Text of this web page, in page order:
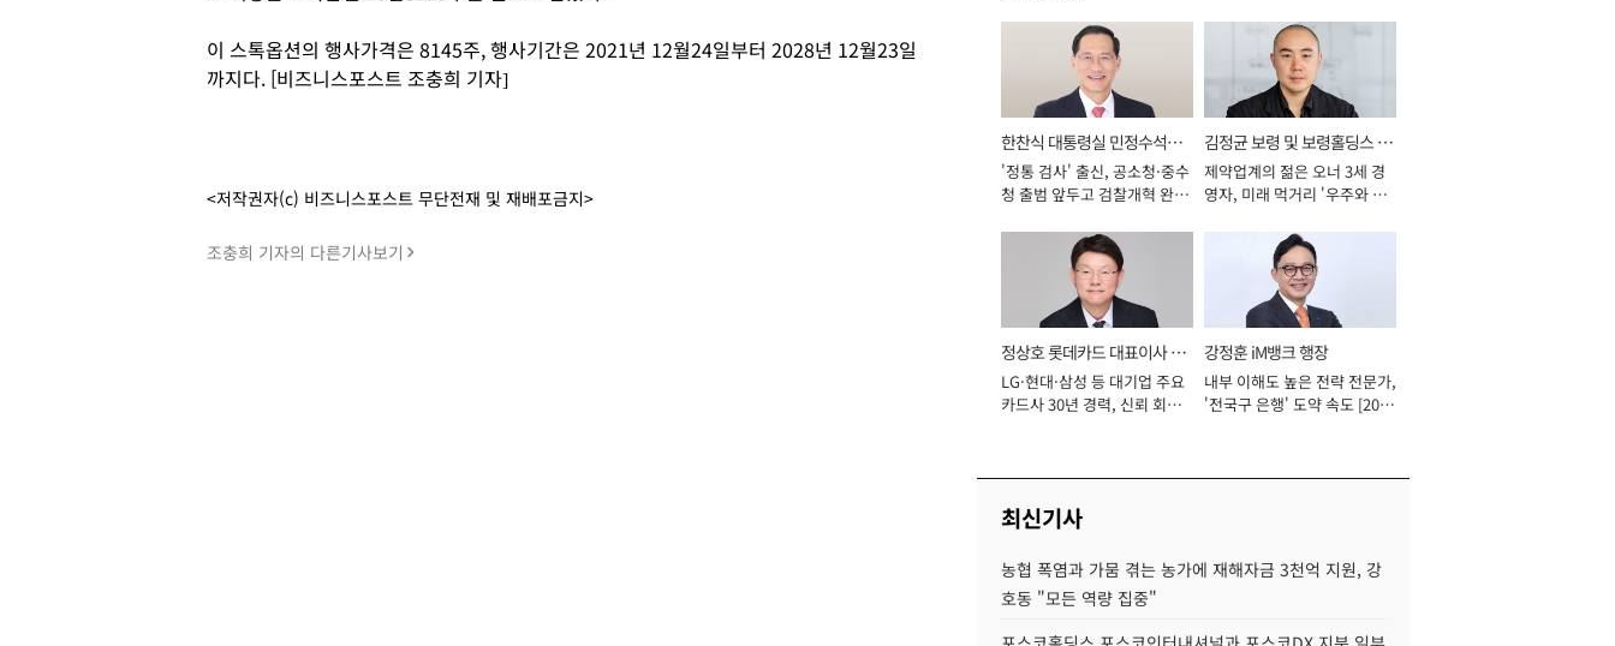
이 스톡옵션의 행사가격은 8145주, 행사기간은 2021년 12월24일부터 2028년 12월23일
까지다. [비즈니스포스트 조충희 기자]
<저작권자(c) 비즈니스포스트 무단전재 및 재배포금지>
조충희 기자의 다른기사보기
한찬식 대통령실 민정수석비
서관
'정통 검사' 출신, 공소청·중수
청 출범 앞두고 검찰개혁 완수
김정균 보령 및 보령홀딩스 대
표이사 사장
제약업계의 젊은 오너 3세 경
영자, 미래 먹거리 '우주와 헬
정상호 롯데카드 대표이사 사
장
LG·현대·삼성 등 대기업 주요
카드사 30년 경력, 신뢰 회복
강정훈 iM뱅크 행장
내부 이해도 높은 전략 전문가,
'전국구 은행' 도약 속도 [2026
최신기사
농협 폭염과 가뭄 겪는 농가에 재해자금 3천억 지원, 강
호동 "모든 역량 집중"